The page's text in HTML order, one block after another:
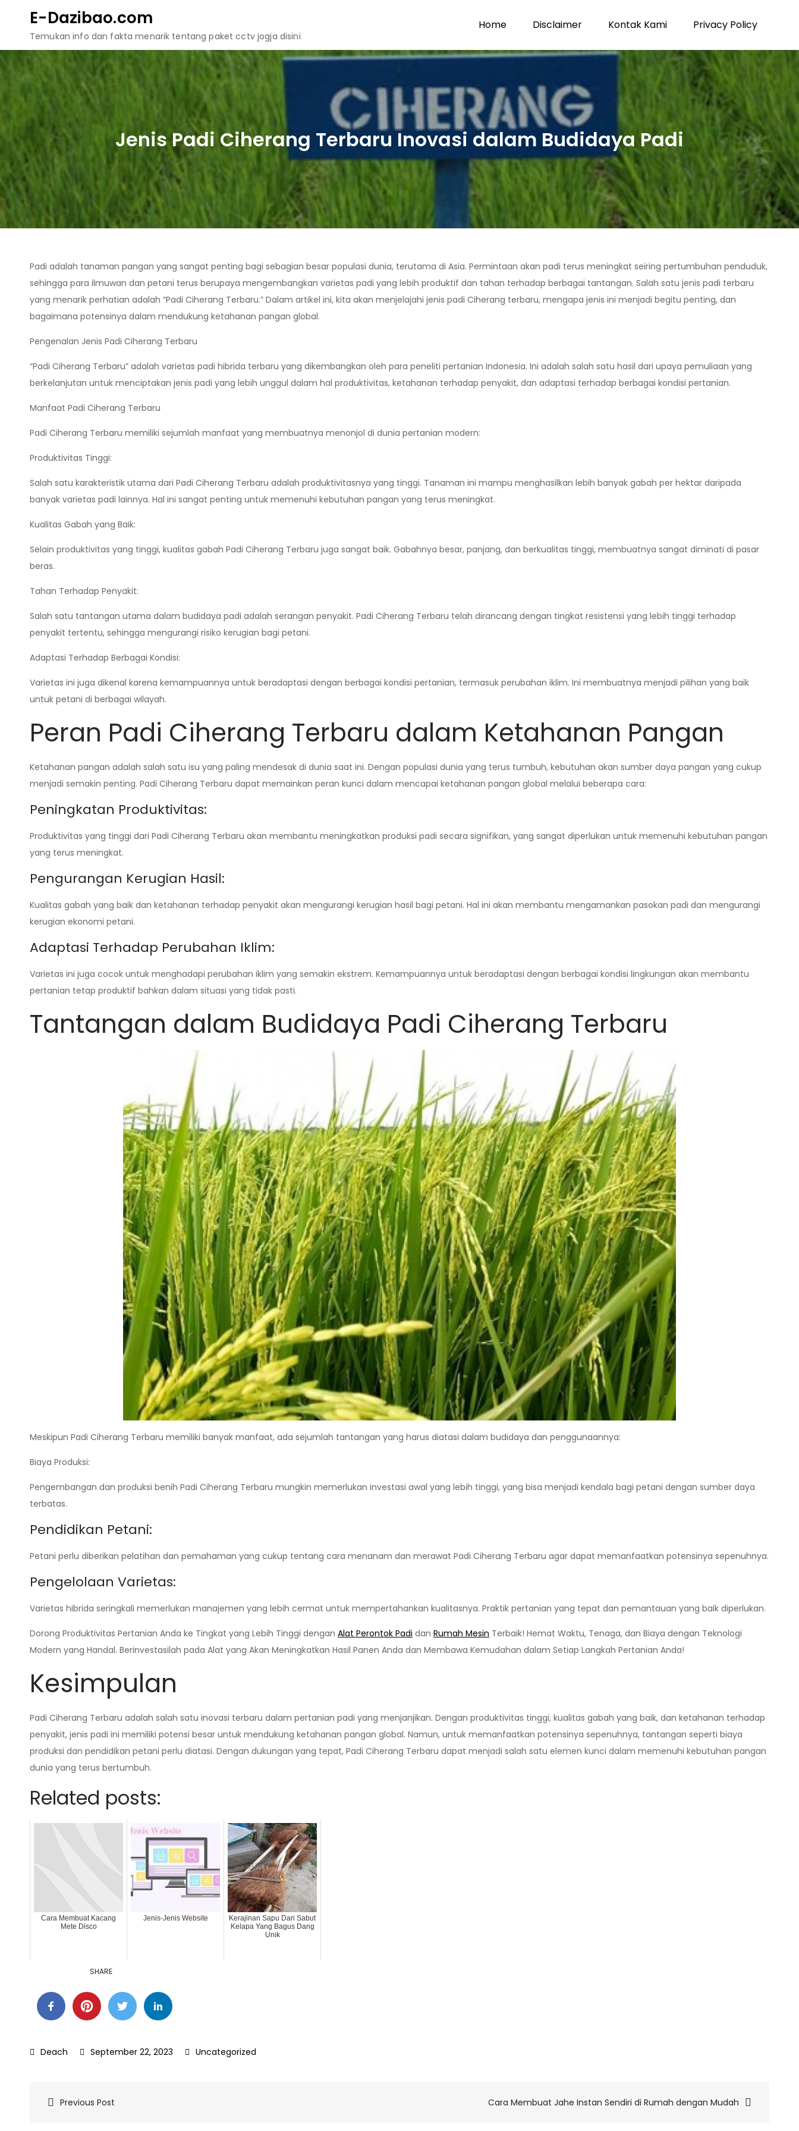
content
E-Dazibao.com
Temukan info dan fakta menarik tentang paket cctv jogja disini
Home Disclaimer Kontak Kami Privacy Policy
Jenis Padi Ciherang Terbaru Inovasi dalam Budidaya Padi
Padi adalah tanaman pangan yang sangat penting bagi sebagian besar populasi dunia, terutama di Asia. Permintaan akan padi terus meningkat seiring pertumbuhan penduduk,
sehingga para ilmuwan dan petani terus berupaya mengembangkan varietas padi yang lebih produktif dan tahan terhadap berbagai tantangan. Salah satu jenis padi terbaru
yang menarik perhatian adalah “Padi Ciherang Terbaru.” Dalam artikel ini, kita akan menjelajahi jenis padi Ciherang terbaru, mengapa jenis ini menjadi begitu penting, dan
bagaimana potensinya dalam mendukung ketahanan pangan global.
Pengenalan Jenis Padi Ciherang Terbaru
“Padi Ciherang Terbaru” adalah varietas padi hibrida terbaru yang dikembangkan oleh para peneliti pertanian Indonesia. Ini adalah salah satu hasil dari upaya pemuliaan yang
berkelanjutan untuk menciptakan jenis padi yang lebih unggul dalam hal produktivitas, ketahanan terhadap penyakit, dan adaptasi terhadap berbagai kondisi pertanian.
Manfaat Padi Ciherang Terbaru
Padi Ciherang Terbaru memiliki sejumlah manfaat yang membuatnya menonjol di dunia pertanian modern:
Produktivitas Tinggi:
Salah satu karakteristik utama dari Padi Ciherang Terbaru adalah produktivitasnya yang tinggi. Tanaman ini mampu menghasilkan lebih banyak gabah per hektar daripada
banyak varietas padi lainnya. Hal ini sangat penting untuk memenuhi kebutuhan pangan yang terus meningkat.
Kualitas Gabah yang Baik:
Selain produktivitas yang tinggi, kualitas gabah Padi Ciherang Terbaru juga sangat baik. Gabahnya besar, panjang, dan berkualitas tinggi, membuatnya sangat diminati di pasar
beras.
Tahan Terhadap Penyakit:
Salah satu tantangan utama dalam budidaya padi adalah serangan penyakit. Padi Ciherang Terbaru telah dirancang dengan tingkat resistensi yang lebih tinggi terhadap
penyakit tertentu, sehingga mengurangi risiko kerugian bagi petani.
Adaptasi Terhadap Berbagai Kondisi:
Varietas ini juga dikenal karena kemampuannya untuk beradaptasi dengan berbagai kondisi pertanian, termasuk perubahan iklim. Ini membuatnya menjadi pilihan yang baik
untuk petani di berbagai wilayah.
Peran Padi Ciherang Terbaru dalam Ketahanan Pangan
Ketahanan pangan adalah salah satu isu yang paling mendesak di dunia saat ini. Dengan populasi dunia yang terus tumbuh, kebutuhan akan sumber daya pangan yang cukup
menjadi semakin penting. Padi Ciherang Terbaru dapat memainkan peran kunci dalam mencapai ketahanan pangan global melalui beberapa cara:
Peningkatan Produktivitas:
Produktivitas yang tinggi dari Padi Ciherang Terbaru akan membantu meningkatkan produksi padi secara signifikan, yang sangat diperlukan untuk memenuhi kebutuhan pangan
yang terus meningkat.
Pengurangan Kerugian Hasil:
Kualitas gabah yang baik dan ketahanan terhadap penyakit akan mengurangi kerugian hasil bagi petani. Hal ini akan membantu mengamankan pasokan padi dan mengurangi
kerugian ekonomi petani.
Adaptasi Terhadap Perubahan Iklim:
Varietas ini juga cocok untuk menghadapi perubahan iklim yang semakin ekstrem. Kemampuannya untuk beradaptasi dengan berbagai kondisi lingkungan akan membantu
pertanian tetap produktif bahkan dalam situasi yang tidak pasti.
Tantangan dalam Budidaya Padi Ciherang Terbaru
Meskipun Padi Ciherang Terbaru memiliki banyak manfaat, ada sejumlah tantangan yang harus diatasi dalam budidaya dan penggunaannya:
Biaya Produksi:
Pengembangan dan produksi benih Padi Ciherang Terbaru mungkin memerlukan investasi awal yang lebih tinggi, yang bisa menjadi kendala bagi petani dengan sumber daya
terbatas.
Pendidikan Petani:
Petani perlu diberikan pelatihan dan pemahaman yang cukup tentang cara menanam dan merawat Padi Ciherang Terbaru agar dapat memanfaatkan potensinya sepenuhnya.
Pengelolaan Varietas:
Varietas hibrida seringkali memerlukan manajemen yang lebih cermat untuk mempertahankan kualitasnya. Praktik pertanian yang tepat dan pemantauan yang baik diperlukan.
Dorong Produktivitas Pertanian Anda ke Tingkat yang Lebih Tinggi dengan Alat Perontok Padi dan Rumah Mesin Terbaik! Hemat Waktu, Tenaga, dan Biaya dengan Teknologi
Modern yang Handal. Berinvestasilah pada Alat yang Akan Meningkatkan Hasil Panen Anda dan Membawa Kemudahan dalam Setiap Langkah Pertanian Anda!
Kesimpulan
Padi Ciherang Terbaru adalah salah satu inovasi terbaru dalam pertanian padi yang menjanjikan. Dengan produktivitas tinggi, kualitas gabah yang baik, dan ketahanan terhadap
penyakit, jenis padi ini memiliki potensi besar untuk mendukung ketahanan pangan global. Namun, untuk memanfaatkan potensinya sepenuhnya, tantangan seperti biaya
produksi dan pendidikan petani perlu diatasi. Dengan dukungan yang tepat, Padi Ciherang Terbaru dapat menjadi salah satu elemen kunci dalam memenuhi kebutuhan pangan
dunia yang terus bertumbuh.
Related posts:
Cara Membuat Kacang
Mete Disco
Jenis-Jenis Website
Kerajinan Sapu Dari Sabut
Kelapa Yang Bagus Dang
Unik
SHARE
September 22, 2023 Uncategorized
Post
Previous Post Cara Membuat Jahe Instan Sendiri di Rumah dengan Mudah